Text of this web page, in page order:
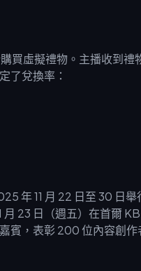
買虛擬禮物。主播收到
了兌換率：
年 11 月 22 日至 30 日
23 日（週五）在首爾
賓，表彰 200 位內容創